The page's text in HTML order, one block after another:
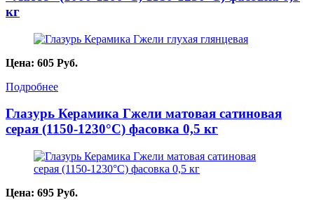
кг
Цена: 605 Руб.
Подробнее
Глазурь Керамика Гжели матовая сатиновая
серая (1150-1230°C) фасовка 0,5 кг
Цена: 695 Руб.